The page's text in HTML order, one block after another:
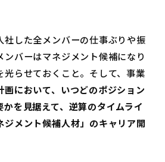
社した全メンバーの仕事ぶりや振
ンバーはマネジメント候補になり
光らせておくこと。そして、事業
画において、いつどのポジション
を見据えて、逆算のタイムライ
ジメント候補人材」のキャリア開